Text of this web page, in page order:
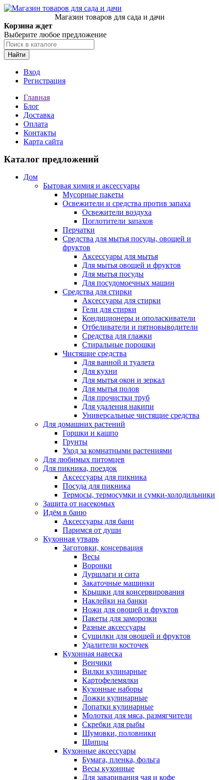
Магазин товаров для сада и дачи
Корзина ждет
Выберите любое предложение
Найти
Вход
Регистрация
Главная
Блог
Доставка
Оплата
Контакты
Карта сайта
Каталог предложений
Дом
Бытовая химия и аксессуары
Мусорные пакеты
Освежители и средства против запаха
Освежители воздуха
Поглотители запахов
Перчатки
Средства для мытья посуды, овощей и
фруктов
Аксессуары для мытья
Для мытья овощей и фруктов
Для мытья посуды
Для посудомоечных машин
Средства для стирки
Аксессуары для стирки
Гели для стирки
Кондиционеры и ополаскиватели
Отбеливатели и пятновыводители
Средства для глажки
Стиральные порошки
Чистящие средства
Для ванной и туалета
Для кухни
Для мытья окон и зеркал
Для мытья полов
Для прочистки труб
Для удаления накипи
Универсальные чистящие средства
Для домашних растений
Горшки и кашпо
Грунты
Уход за комнатными растениями
Для любимых питомцев
Для пикника, поездок
Аксессуары для пикника
Посуда для пикника
Термосы, термосумки и сумки-холодильники
Защита от насекомых
Идём в баню
Аксессуары для бани
Паримся от души
Кухонная утварь
Заготовки, консервация
Весы
Воронки
Дуршлаги и сита
Закаточные машинки
Крышки для консервирования
Наклейки на банки
Ножи для овощей и фруктов
Пакеты для заморозки
Разные аксессуары
Сушилки для овощей и фруктов
Удалители косточек
Кухонная навеска
Венчики
Вилки кулинарные
Картофелемялки
Кухонные наборы
Ложки кулинарные
Лопатки кулинарные
Молотки для мяса, размягчители
Скребки для рыбы
Шумовки, половники
Щипцы
Кухонные аксессуары
Бумага, пленка, фольга
Весы кухонные
Для заваривания чая и кофе